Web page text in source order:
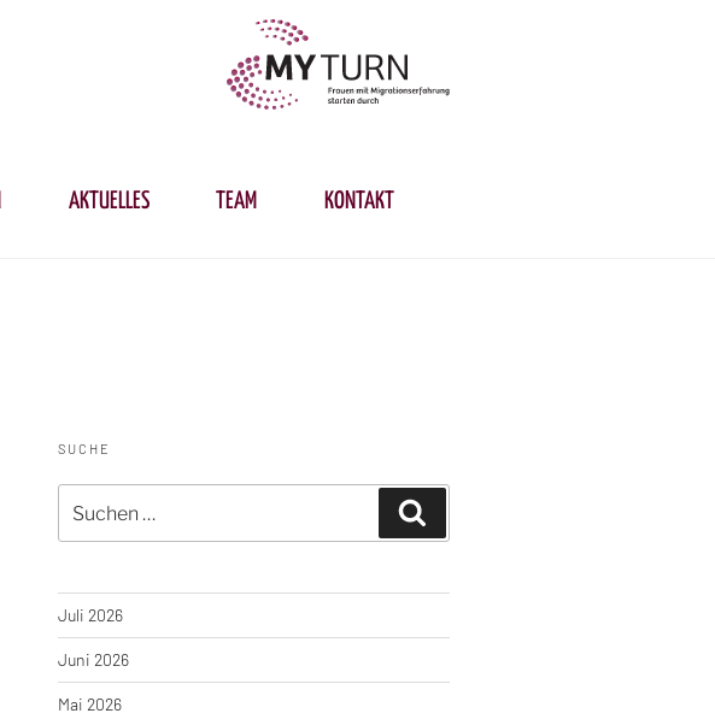
AKTUELLES TEAM KONTAKT
SUCHE
nach:
Juli 2026
Juni 2026
Mai 2026